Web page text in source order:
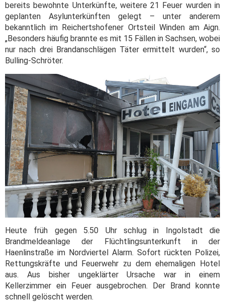
bereits bewohnte Unterkünfte, weitere 21 Feuer wurden in
geplanten Asylunterkünften gelegt – unter anderem
bekanntlich im Reichertshofener Ortsteil Winden am Aign.
„Besonders häufig brannte es mit 15 Fällen in Sachsen, wobei
nur nach drei Brandanschlägen Täter ermittelt wurden“, so
Bulling-Schröter.
Heute früh gegen 5.50 Uhr schlug in Ingolstadt die
Brandmeldeanlage der Flüchtlingsunterkunft in der
Haenlinstraße im Nordviertel Alarm. Sofort rückten Polizei,
Rettungskräfte und Feuerwehr zu dem ehemaligen Hotel
aus. Aus bisher ungeklärter Ursache war in einem
Kellerzimmer ein Feuer ausgebrochen. Der Brand konnte
schnell gelöscht werden.